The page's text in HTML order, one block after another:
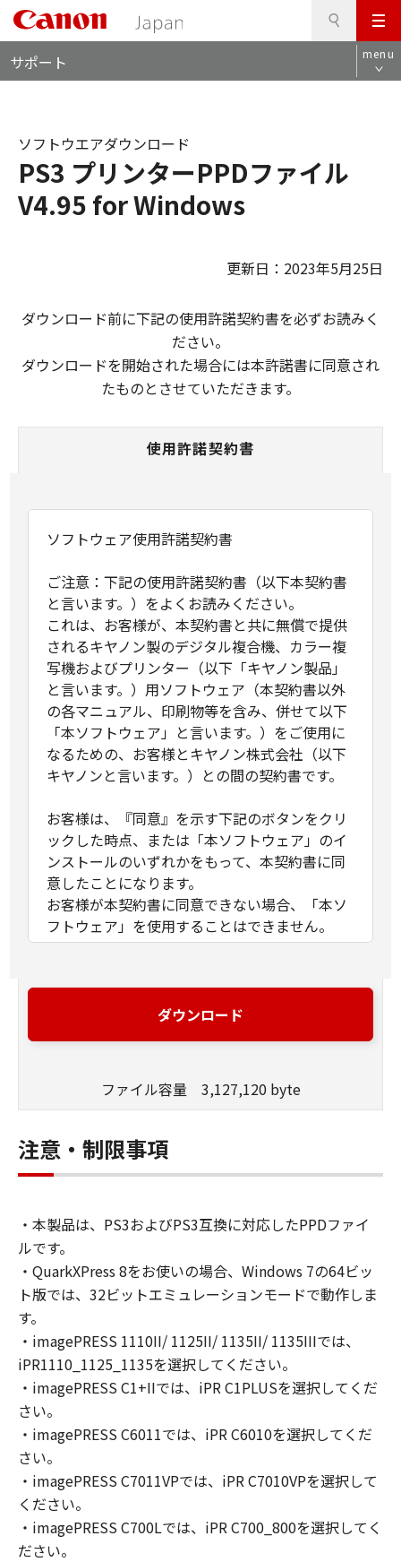
メ
ニ
ュ
サポート menu
PS3 プリンターPPDファイル
V4.95 for Windows
ソフトウエアダウンロード
更新日：2023年5月25日
ダウンロード前に下記の使用許諾契約書を必ずお読みく
ださい。
ダウンロードを開始された場合には本許諾書に同意され
たものとさせていただきます。
使用許諾契約書
ソフトウェア使用許諾契約書
ご注意：下記の使用許諾契約書（以下本契約書
と言います。）をよくお読みください。
これは、お客様が、本契約書と共に無償で提供
されるキヤノン製のデジタル複合機、カラー複
写機およびプリンター（以下「キヤノン製品」
と言います。）用ソフトウェア（本契約書以外
の各マニュアル、印刷物等を含み、併せて以下
「本ソフトウェア」と言います。）をご使用に
なるための、お客様とキヤノン株式会社（以下
キヤノンと言います。）との間の契約書です。
お客様は、『同意』を示す下記のボタンをクリ
ックした時点、または「本ソフトウェア」のイ
ンストールのいずれかをもって、本契約書に同
意したことになります。
お客様が本契約書に同意できない場合、「本ソ
フトウェア」を使用することはできません。
(1) キヤノンは、お客様が「キヤノン製品」を利
用する目的のために、「キヤノン製品」に直接
（本契約書においては、「本ソフトウェア」を
ること、またはコンピューターにおいて表示す
ること、アクセスすること、もしくは実行する
ことのいずれも含むものとします。）するため
お客様は、また「指定機器」にネットワークを
通じて接続されたコンピューター上で、かかる
コンピューターの使用者に対して「本ソフトウ
ェア」を使用させることができますが、かかる
よび条件を遵守させるとともに、その履行に関
し全責任を負うことを条件とします。
(2) お客様は、上記(1)に基づいて「本ソフトウ
ェア」を使用するためのバックアップとして、
「本ソフトウェア」を１部、複製することがで
きます。
(3) 上記(1)および(2)に定める場合を除き、キヤ
ノンまたはキヤノンのライセンサーのいかなる
知的財産権も、明示たると黙示たるとを問わ
ず、本契約書によってお客様に譲渡あるいは許
諾されるものではありません。
ダウンロード
ファイル容量 3,127,120 byte
注意・制限事項
・本製品は、PS3およびPS3互換に対応したPPDファイ
ルです。
・QuarkXPress 8をお使いの場合、Windows 7の64ビッ
ト版では、32ビットエミュレーションモードで動作しま
す。
・imagePRESS 1110II/ 1125II/ 1135II/ 1135IIIでは、
iPR1110_1125_1135を選択してください。
・imagePRESS C1+IIでは、iPR C1PLUSを選択してくだ
さい。
・imagePRESS C6011では、iPR C6010を選択してくだ
さい。
・imagePRESS C7011VPでは、iPR C7010VPを選択して
ください。
・imagePRESS C700Lでは、iPR C700_800を選択してく
ださい。